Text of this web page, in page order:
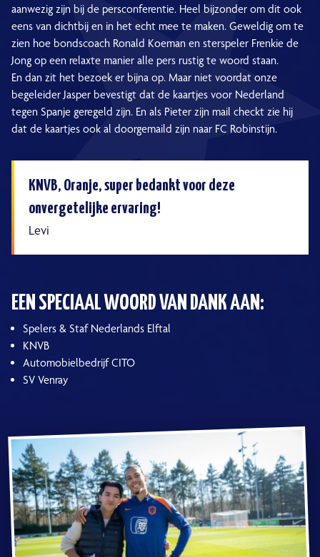
aanwezig zijn bij de persconferentie. Heel bijzonder om dit ook
eens van dichtbij en in het echt mee te maken. Geweldig om te
zien hoe bondscoach Ronald Koeman en sterspeler Frenkie de
Jong op een relaxte manier alle pers rustig te woord staan.
En dan zit het bezoek er bijna op. Maar niet voordat onze
begeleider Jasper bevestigt dat de kaartjes voor Nederland
tegen Spanje geregeld zijn. En als Pieter zijn mail checkt zie hij
dat de kaartjes ook al doorgemaild zijn naar FC Robinstijn.
KNVB, Oranje, super bedankt voor deze
onvergetelijke ervaring!
Levi
EEN SPECIAAL WOORD VAN DANK AAN:
Spelers & Staf Nederlands Elftal
KNVB
Automobielbedrijf CITO
SV Venray